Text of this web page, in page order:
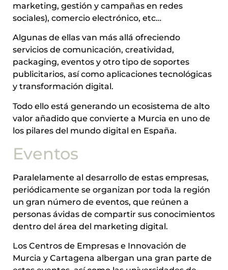
marketing, gestión y campañas en redes
sociales), comercio electrónico, etc…
Algunas de ellas van más allá ofreciendo
servicios de comunicación, creatividad,
packaging, eventos y otro tipo de soportes
publicitarios, así como aplicaciones tecnológicas
y transformación digital.
Todo ello está generando un ecosistema de alto
valor añadido que convierte a Murcia en uno de
los pilares del mundo digital en España.
Eventos
Paralelamente al desarrollo de estas empresas,
periódicamente se organizan por toda la región
un gran número de eventos, que reúnen a
personas ávidas de compartir sus conocimientos
dentro del área del marketing digital.
Los Centros de Empresas e Innovación de
Murcia y Cartagena albergan una gran parte de